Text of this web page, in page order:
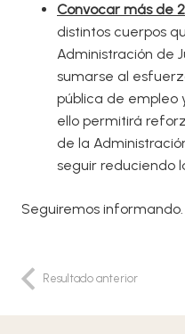
Convocar más de
distintos cuerpos
Administración de
sumarse al
pública de empleo
ello permitirá
de la
seguir reduciendo
Seguiremos informando.
Resultado anterior